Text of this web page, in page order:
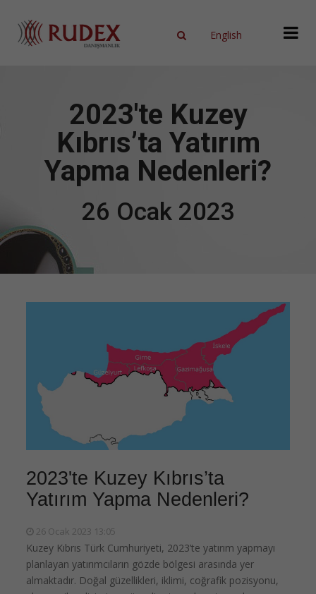
English
2023'te Kuzey
Kıbrıs’ta Yatırım
Yapma Nedenleri?
26 Ocak 2023
2023'te Kuzey Kıbrıs’ta
Yatırım Yapma Nedenleri?
26 Ocak 2023 13:05
Kuzey Kıbrıs Türk Cumhuriyeti, 2023’te yatırım yapmayı
planlayan yatırımcıların gözde bölgesi arasında yer
almaktadır. Doğal güzellikleri, iklimi, coğrafik pozisyonu,